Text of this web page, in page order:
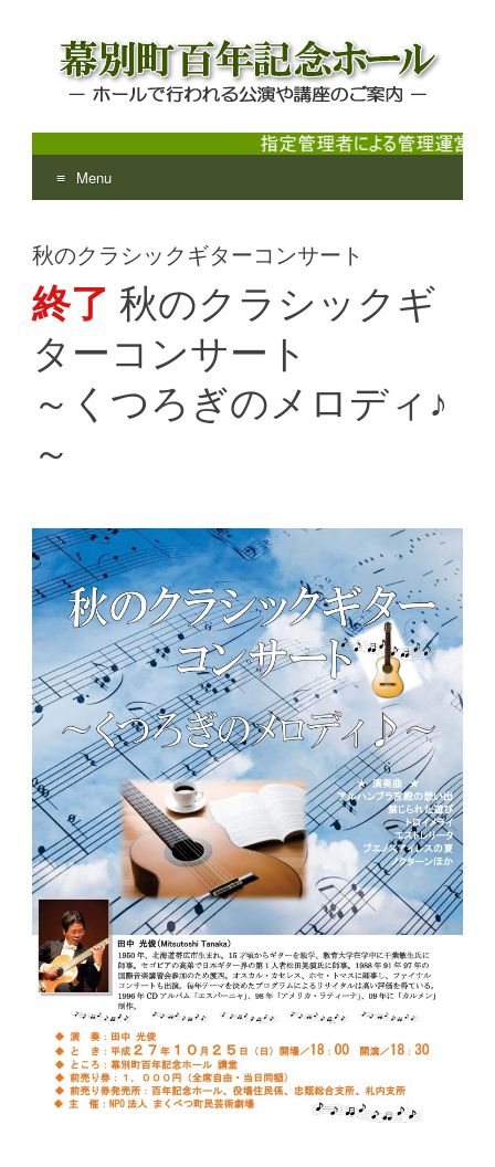
幕別町百年記念ホール
ホールで行われる公演や講座のご案内
Menu
to
content
秋のクラシックギターコンサート
終了秋のクラシックギ
ターコンサート
～くつろぎのメロディ♪
～